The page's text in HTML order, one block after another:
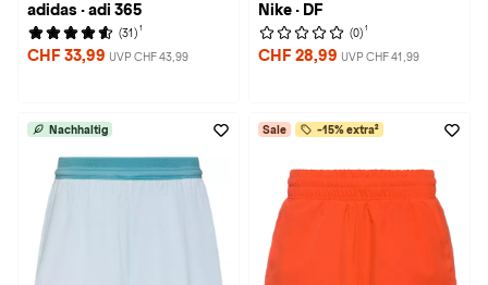
adidas · adi 365
(31) 1
CHF 33,99 UVP CHF 43,99
Nike · DF
(0) 1
CHF 28,99 UVP CHF 41,99
Nachhaltig Sale -15% extra²